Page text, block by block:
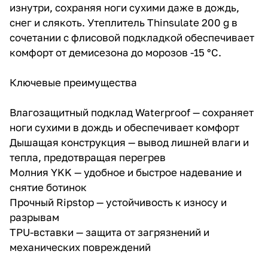
изнутри, сохраняя ноги сухими даже в дождь,
снег и слякоть. Утеплитель Thinsulate 200 g в
сочетании с флисовой подкладкой обеспечивает
комфорт от демисезона до морозов -15 °C.
Ключевые преимущества
Влагозащитный подклад Waterproof — сохраняет
ноги сухими в дождь и обеспечивает комфорт
Дышащая конструкция — вывод лишней влаги и
тепла, предотвращая перегрев
Молния YKK — удобное и быстрое надевание и
снятие ботинок
Прочный Ripstop — устойчивость к износу и
разрывам
TPU-вставки — защита от загрязнений и
механических повреждений